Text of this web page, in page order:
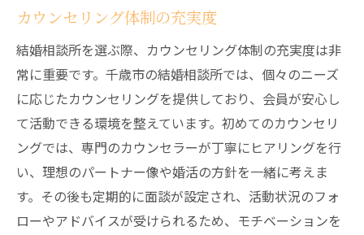
カウンセリング体制の充実度
結婚相談所を選ぶ際、カウンセリング体制の充実度は非
常に重要です。千歳市の結婚相談所では、個々のニーズ
に応じたカウンセリングを提供しており、会員が安心し
て活動できる環境を整えています。初めてのカウンセリ
ングでは、専門のカウンセラーが丁寧にヒアリングを行
い、理想のパートナー像や婚活の方針を一緒に考えま
す。その後も定期的に面談が設定され、活動状況のフォ
ローやアドバイスが受けられるため、モチベーションを